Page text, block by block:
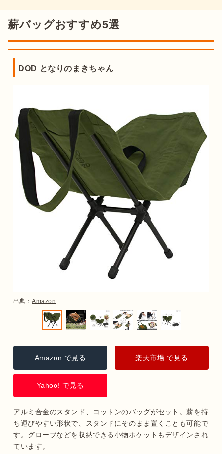
薪バッグおすすめ5選
DOD となりのまきちゃん
出典：Amazon
Amazon で見る 楽天市場 で見る
Yahoo! で見る
アルミ合金のスタンド、コットンのバッグがセット。薪を持
ち運びやすい形状で、スタンドにそのまま置くことも可能で
す。グローブなどを収納できる小物ポケットもデザインされ
ています。